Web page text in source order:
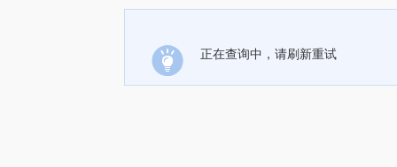
正在查询中，请刷新重试